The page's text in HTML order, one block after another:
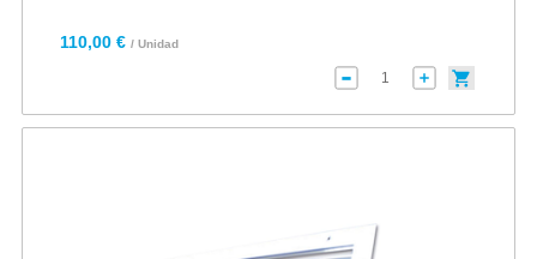
110,00 € / Unidad